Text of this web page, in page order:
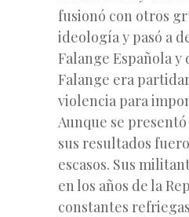
fusionó con otros
ideología y pasó a
Falange Española y
Falange era
violencia para
Aunque se
sus resultados
escasos. Sus
en los años de la
constantes